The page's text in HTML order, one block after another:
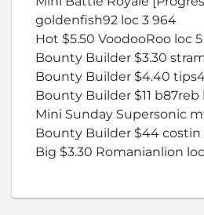
goldenfish92 loc 3 964
Hot $5.50 VoodooRoo loc
Bounty Builder $3.30
Bounty Builder $4.40
Bounty Builder $11 b87reb
Mini Sunday Supersonic
Bounty Builder $44 costin
Big $3.30 Romanianlion